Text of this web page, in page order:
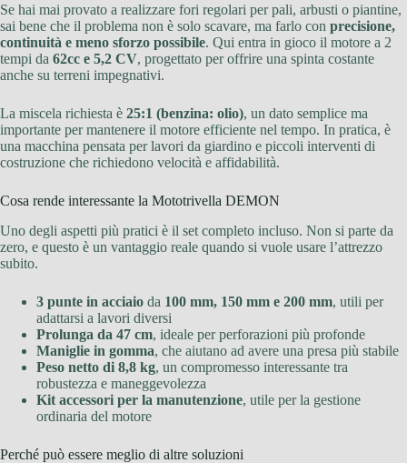
Se hai mai provato a realizzare fori regolari per pali, arbusti o piantine,
sai bene che il problema non è solo scavare, ma farlo con precisione,
continuità e meno sforzo possibile. Qui entra in gioco il motore a 2
tempi da 62cc e 5,2 CV, progettato per offrire una spinta costante
anche su terreni impegnativi.
La miscela richiesta è 25:1 (benzina: olio), un dato semplice ma
importante per mantenere il motore efficiente nel tempo. In pratica, è
una macchina pensata per lavori da giardino e piccoli interventi di
costruzione che richiedono velocità e affidabilità.
Cosa rende interessante la Mototrivella DEMON
Uno degli aspetti più pratici è il set completo incluso. Non si parte da
zero, e questo è un vantaggio reale quando si vuole usare l’attrezzo
subito.
3 punte in acciaio da 100 mm, 150 mm e 200 mm, utili per
adattarsi a lavori diversi
Prolunga da 47 cm, ideale per perforazioni più profonde
Maniglie in gomma, che aiutano ad avere una presa più stabile
Peso netto di 8,8 kg, un compromesso interessante tra
robustezza e maneggevolezza
Kit accessori per la manutenzione, utile per la gestione
ordinaria del motore
Perché può essere meglio di altre soluzioni